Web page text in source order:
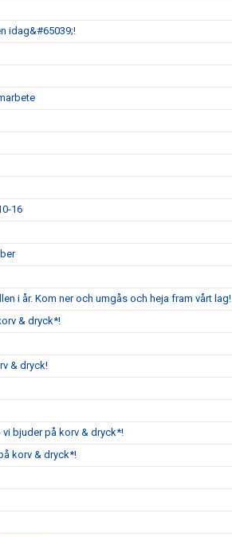
idag&#65039;!
16
i år. Kom ner och umgås och heja fram vårt lag!
& dryck*!
& dryck!
bjuder på korv & dryck*!
korv & dryck*!